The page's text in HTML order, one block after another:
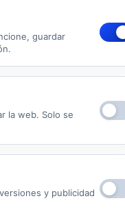
prestar el servicio.
rectificación,
portabilidad
He leído y
Aviso
Nuestro Centro
guardar
la web. Solo se
y publicidad